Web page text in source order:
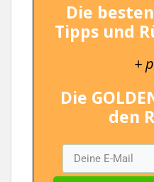
Die
Tipps und
+
Die
den